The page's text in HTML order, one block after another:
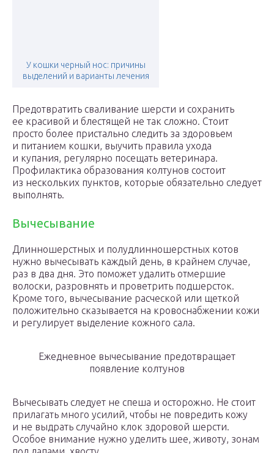
У кошки черный нос: причины
выделений и варианты лечения
Предотвратить сваливание шерсти и сохранить
ее красивой и блестящей не так сложно. Стоит
просто более пристально следить за здоровьем
и питанием кошки, выучить правила ухода
и купания, регулярно посещать ветеринара.
Профилактика образования колтунов состоит
из нескольких пунктов, которые обязательно следует
выполнять.
Вычесывание
Длинношерстных и полудлинношерстных котов
нужно вычесывать каждый день, в крайнем случае,
раз в два дня. Это поможет удалить отмершие
волоски, разровнять и проветрить подшерсток.
Кроме того, вычесывание расческой или щеткой
положительно сказывается на кровоснабжении кожи
и регулирует выделение кожного сала.
Ежедневное вычесывание предотвращает
появление колтунов
Вычесывать следует не спеша и осторожно. Не стоит
прилагать много усилий, чтобы не повредить кожу
и не выдрать случайно клок здоровой шерсти.
Особое внимание нужно уделить шее, животу, зонам